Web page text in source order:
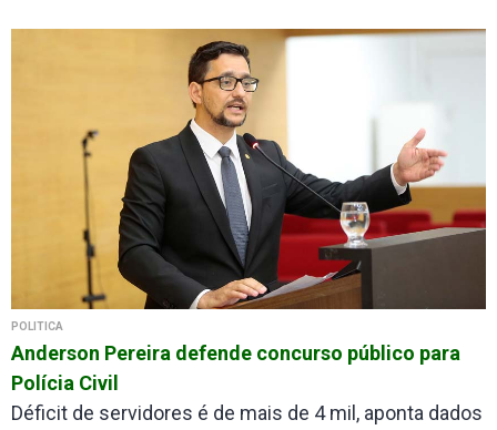
POLITICA
Anderson Pereira defende concurso público para
Polícia Civil
Déficit de servidores é de mais de 4 mil, aponta dados